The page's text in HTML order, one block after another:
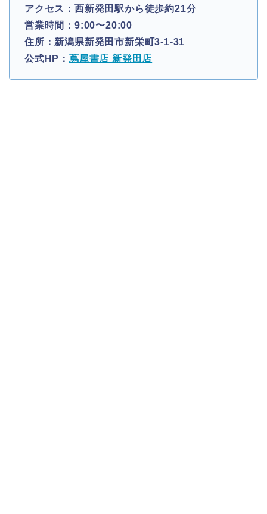
アクセス：西新発田駅から徒歩約21分
営業時間：9:00〜20:00
住所：新潟県新発田市新栄町3-1-31
公式HP： 蔦屋書店 新発田店